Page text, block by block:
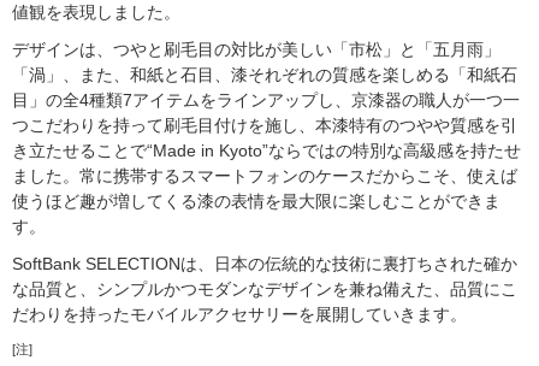
値観を表現しました。
デザインは、つやと刷毛目の対比が美しい「市松」と「五月雨」
「渦」、また、和紙と石目、漆それぞれの質感を楽しめる「和紙石
目」の全4種類7アイテムをラインアップし、京漆器の職人が一つ一
つこだわりを持って刷毛目付けを施し、本漆特有のつやや質感を引
き立たせることで“Made in Kyoto”ならではの特別な高級感を持たせ
ました。常に携帯するスマートフォンのケースだからこそ、使えば
使うほど趣が増してくる漆の表情を最大限に楽しむことができま
す。
SoftBank SELECTIONは、日本の伝統的な技術に裏打ちされた確か
な品質と、シンプルかつモダンなデザインを兼ね備えた、品質にこ
だわりを持ったモバイルアクセサリーを展開していきます。
[注]